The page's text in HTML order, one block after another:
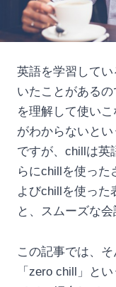
英語を学習して
いたことがある
を理解して使い
がわからないとい
ですが、chillは英
らにchillを使った
よびchillを使った
と、スムーズな会
この記事では、
「zero chill」と